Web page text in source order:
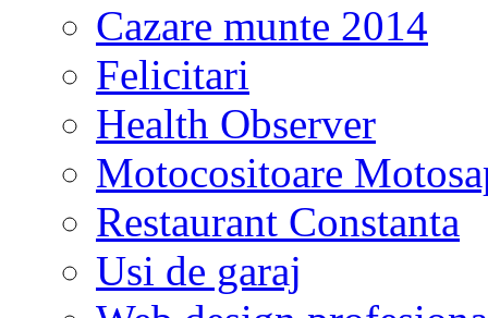
Cazare munte 2014
Felicitari
Health Observer
Motocositoare
Restaurant Constanta
Usi de garaj